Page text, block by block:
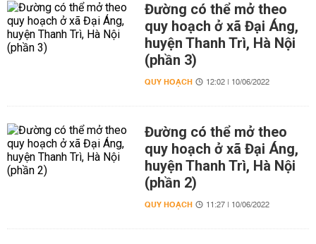
Đường có thể mở theo
quy hoạch ở xã Đại Áng,
huyện Thanh Trì, Hà Nội
(phần 3)
QUY HOẠCH 12:02 | 10/06/2022
Đường có thể mở theo
quy hoạch ở xã Đại Áng,
huyện Thanh Trì, Hà Nội
(phần 2)
QUY HOẠCH 11:27 | 10/06/2022